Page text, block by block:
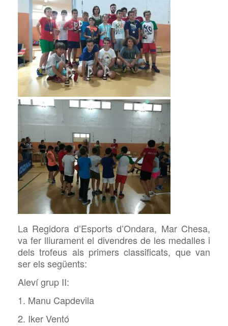
La Regidora d’Esports d’Ondara, Mar Chesa,
va fer lliurament el divendres de les medalles i
dels trofeus als primers classificats, que van
ser els següents:
Aleví grup II:
1. Manu Capdevila
2. Iker Ventó